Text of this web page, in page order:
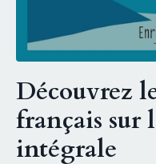
Découvrez
français sur
intégrale